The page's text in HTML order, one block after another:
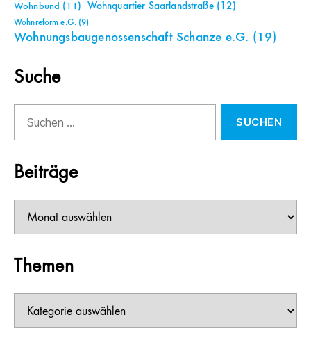
Wohnbund (11) Wohnquartier Saarlandstraße(12)
Wohnreform e.G.(9)
Wohnungsbaugenossenschaft Schanze e.G. (19)
Suche
nach:
Beiträge
Themen